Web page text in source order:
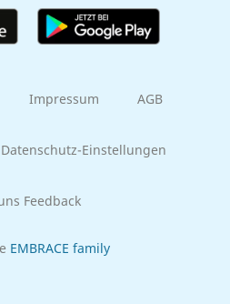
Impressum AGB
Datenschutz-Einstellungen
Feedback
EMBRACE family